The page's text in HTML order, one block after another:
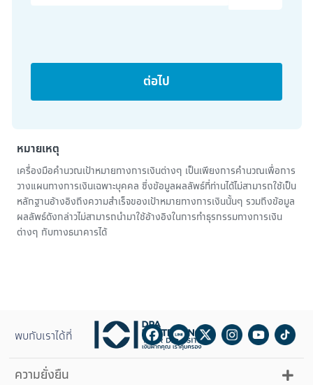
ต่อไป
หมายเหตุ
เครื่องมือคำนวณเป้าหมายทางการเงินต่างๆ เป็นเพียงการคำนวณเพื่อการ
วางแผนทางการเงินเฉพาะบุคคล ซึ่งข้อมูลผลลัพธ์ที่ท่านได้ไม่สามารถใช้เป็น
หลักฐานอ้างอิงถึงความสำเร็จของเป้าหมายทางการเงินนั้นๆ รวมถึงข้อมูล
ผลลัพธ์ดังกล่าวไม่สามารถนำมาใช้อ้างอิงในการทำธุรกรรมทางการเงิน
ต่างๆ กับทางธนาคารได้
พบกับเราได้ที่ Facebook
Line TwitterInstagram
Youtube
ความยั่งยืน